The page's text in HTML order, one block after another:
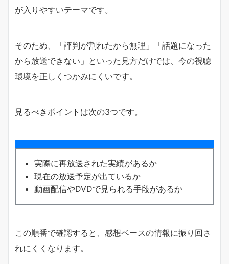
が入りやすいテーマです。
そのため、「評判が割れたから無理」「話題になった
から放送できない」といった見方だけでは、今の視聴
環境を正しくつかみにくいです。
見るべきポイントは次の3つです。
実際に再放送された実績があるか
現在の放送予定が出ているか
動画配信やDVDで見られる手段があるか
この順番で確認すると、感想ベースの情報に振り回さ
れにくくなります。